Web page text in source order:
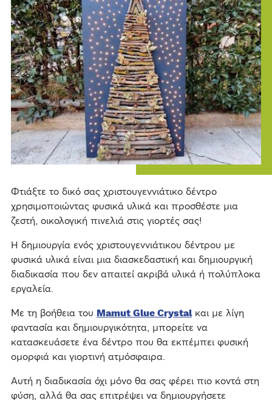
ok
Φτιάξτε το δικό σας χριστουγεννιάτικο δέντρο
χρησιμοποιώντας φυσικά υλικά και προσθέστε μια
ζεστή, οικολογική πινελιά στις γιορτές σας!
Η δημιουργία ενός χριστουγεννιάτικου δέντρου με
φυσικά υλικά είναι μια διασκεδαστική και δημιουργική
διαδικασία που δεν απαιτεί ακριβά υλικά ή πολύπλοκα
εργαλεία.
Με τη βοήθεια του Mamut Glue Crystalκαι με λίγη
φαντασία και δημιουργικότητα, μπορείτε να
κατασκευάσετε ένα δέντρο που θα εκπέμπει φυσική
ομορφιά και γιορτινή ατμόσφαιρα.
Αυτή η διαδικασία όχι μόνο θα σας φέρει πιο κοντά στη
φύση, αλλά θα σας επιτρέψει να δημιουργήσετε